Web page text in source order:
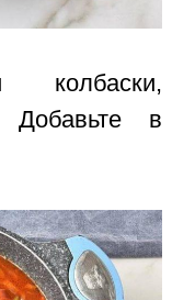
колбаски,
Добавьте в